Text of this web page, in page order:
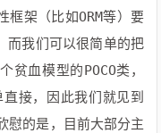
架（比如ORM等）要
而我们可以很简单的把
血模型的POCO类，
接，因此我们就见到
慰的是，目前大部分主